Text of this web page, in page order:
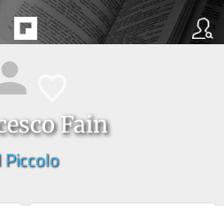
Fain
Piccolo